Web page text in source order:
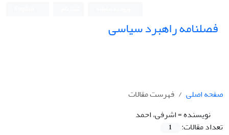
فصلنامه راهبرد سیاسی
صفحه اصلی
فهرست مقالات
نویسنده =اشرفی، احمد
تعداد مقالات:
1